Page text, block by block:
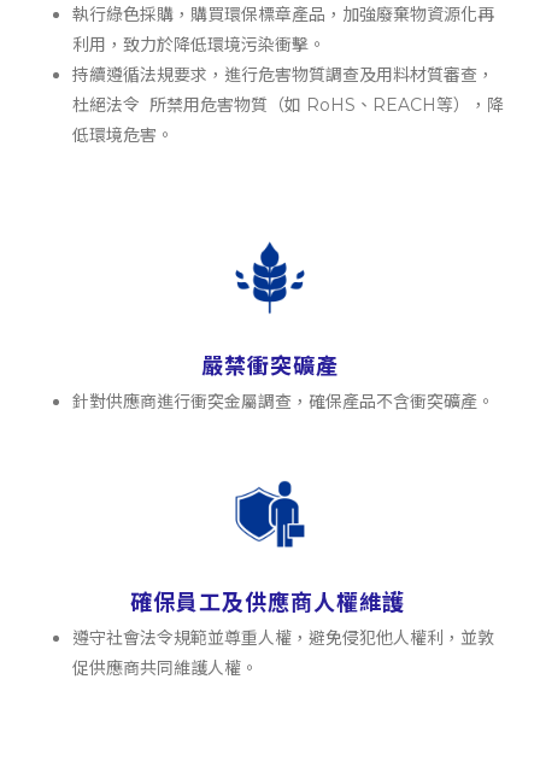
執行綠色採購，購買環保標章產品，加強廢棄物資源化再
利用，致力於降低環境污染衝擊。
持續遵循法規要求，進行危害物質調查及用料材質審查，
杜絕法令 所禁用危害物質（如 RoHS、REACH等），降
低環境危害。
嚴禁衝突礦產
針對供應商進行衝突金屬調查，確保產品不含衝突礦產。
確保員工及供應商人權維護
遵守社會法令規範並尊重人權，避免侵犯他人權利，並敦
促供應商共同維護人權。